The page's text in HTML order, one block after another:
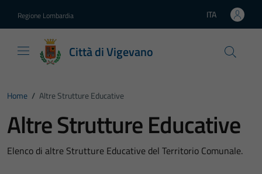
Regione Lombardia Lingua attiva:
ITA
Città di Vigevano
Home / Altre Strutture Educative
Altre Strutture Educative
Elenco di altre Strutture Educative del Territorio Comunale.